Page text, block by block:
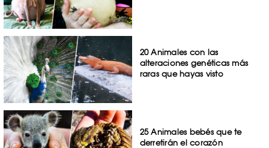
20 Animales con las
alteraciones genéticas más
raras que hayas visto
25 Animales bebés que te
derretirán el corazón